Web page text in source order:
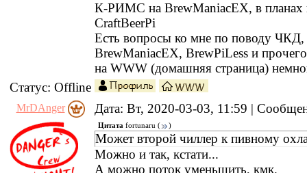
К-РИМС на BrewManiacEX, в планах
CraftBeerPi
Есть вопросы ко мне по поводу
BrewManiacEX, BrewPiLess и
на WWW (домашняя страница)
Статус: Offline
MrDAnger Дата: Вт, 2020-03-03, 11:59 |
Цитата fortunaru ( )
Может второй чиллер к пивному
Можно и так, кстати...
А можно поток уменьшить, кмк.